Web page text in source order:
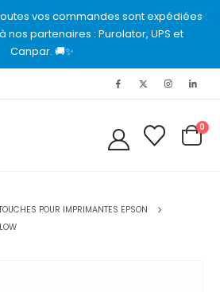
vos commandes sont expédiées
partenaires : Purolator, UPS et
Canpar. 🚚✨
0
POUR IMPRIMANTES EPSON